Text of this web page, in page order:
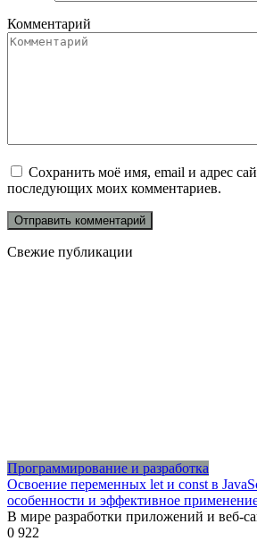
Комментарий
Сохранить моё имя, email и адрес
последующих моих комментариев.
Свежие публикации
Программирование и разработка
Освоение переменных let и const в
особенности и эффективное
В мире разработки приложений и веб-
0 922